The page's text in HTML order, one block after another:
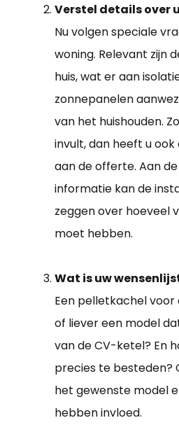
Verstel details over
Nu volgen speciale
woning. Relevant zijn
huis, wat er aan
zonnepanelen
van het huishouden.
invult, dan heeft u
aan de offerte. Aan
informatie kan de
zeggen over hoeveel
moet hebben.
Wat is uw
Een pelletkachel
of liever een model
van de CV-ketel? En
precies te besteden?
het gewenste model
hebben invloed.